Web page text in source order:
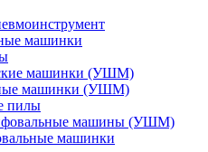
машинки
машинки (УШМ)
машинки (УШМ)
пилы
машины (УШМ)
машинки